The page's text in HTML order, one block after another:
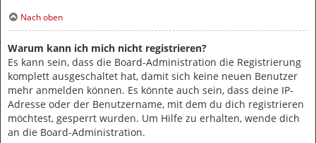
Nach oben
Warum kann ich mich nicht registrieren?
Es kann sein, dass die Board-Administration die Registrierung
komplett ausgeschaltet hat, damit sich keine neuen Benutzer
mehr anmelden können. Es könnte auch sein, dass deine IP-
Adresse oder der Benutzername, mit dem du dich registrieren
möchtest, gesperrt wurden. Um Hilfe zu erhalten, wende dich
an die Board-Administration.